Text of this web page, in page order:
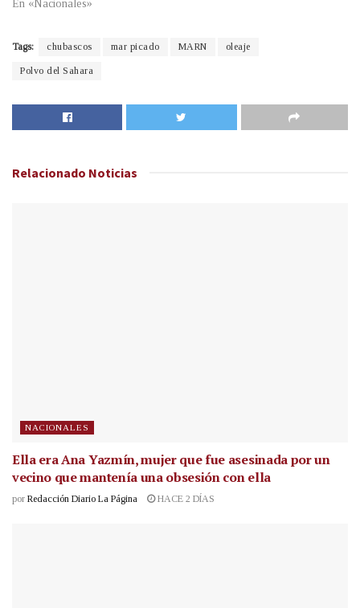
En «Nacionales»
Tags: chubascos mar picado MARN oleaje
Polvo del Sahara
Relacionado Noticias
NACIONALES
Ella era Ana Yazmín, mujer que fue asesinada por un
vecino que mantenía una obsesión con ella
por Redacción Diario La Página HACE 2 DÍAS